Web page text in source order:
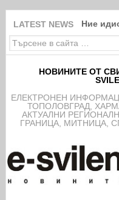
LATEST NEWS Ние
НОВИНИТЕ ОТ
EЛЕКТРОНЕН
ТОПОЛОВГРАД,
АКТУАЛНИ
ГРАНИЦА, МИТНИЦА,